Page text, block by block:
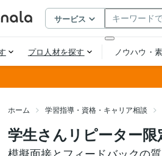
ホーム 学習指導・資格・キャリア相談
学生さんリピーター